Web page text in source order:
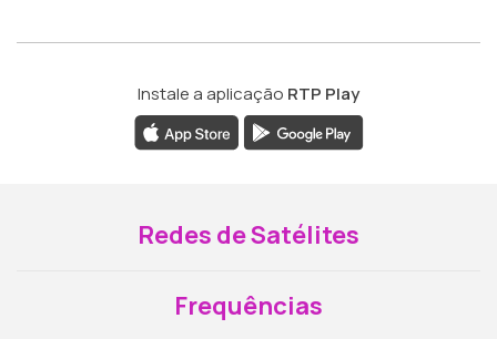
Instale a aplicação RTP Play
Redes de Satélites
Frequências